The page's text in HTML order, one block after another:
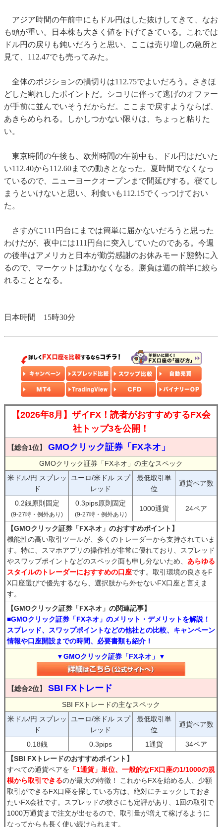
アジア時間の午前中にもドル円はした抜けしてきて、なお
も頭が重い。日本株も大きく値を下げてきている。これでは
ドル円の戻りも鈍いだろうと思い、ここは売り増しの急所と
見て、112.47でも売ってみた。
全体のポジションの損切りは112.75でよいだろう。さきほ
どした割れしたポイントだ。シコリに伴って逃げのオファー
が手前に並んでいそうだからだ。ここまで戻すようならば、
あきらめられる。しかしつかない限りは、ちょっと粘りた
い。
東京時間の午後も、欧州時間の午前中も、ドル円はだいた
い112.40から112.60までの動きとなった。夏時間でなくなっ
ているので、ニューヨークオープンまで間延びする。寝てし
まうといけないと思い、利食いも112.15でくっつけておい
た。
さすがに111円台にまでは簡単に届かないだろうと思った
わけだが、夜中には111円台に突入していたのである。今週
の後半はアメリカと日本が勤労感謝のお休みモード態勢に入
るので、マーケットは動かなくなる。勝負は週の前半に絞ら
れることとなる。
日本時間 15時30分
【2026年8月】ザイFX！読者がおすすめするFX会
社トップ3を公開！
【総合1位】 GMOクリック証券「FXネオ」
GMOクリック証券「FXネオ」の主なスペック
米ドル/円 スプレッ
ド
ユーロ/米ドル スプ
レッド
最低取引単
位
通貨ペア数
0.2銭原則固定
(9-27時・例外あり)
0.3pips原則固定
(9-27時・例外あり)
1000通貨 24ペア
【GMOクリック証券「FXネオ」のおすすめポイント】
機能性の高い取引ツールが、多くのトレーダーから支持されていま
す。特に、スマホアプリの操作性が非常に優れており、スプレッド
やスワップポイントなどのスペック面も申し分ないため、 あらゆる
スタイルのトレーダーにおすすめの口座です。取引環境の良さをF
X口座選びで優先するなら、選択肢から外せないFX口座と言えま
す。
【GMOクリック証券「FXネオ」の関連記事】
■GMOクリック証券「FXネオ」のメリット・デメリットを解説！
スプレッド、スワップポイントなどの他社との比較、キャンペーン
情報や口座開設までの時間、必要書類も紹介！
▼GMOクリック証券「FXネオ」▼
【総合2位】 SBI FXトレード
SBI FXトレードの主なスペック
米ドル/円 スプレッ
ド
ユーロ/米ドル スプ
レッド
最低取引単
位
通貨ペア数
0.18銭 0.3pips 1通貨
34ペア
【SBI FXトレードのおすすめポイント】
すべての通貨ペアを 「1通貨」単位、一般的なFX口座の1/1000の規
模から取引できるのが最大の特徴！ これからFXを始める人、少額
取引ができるFX口座を探している方は、絶対にチェックしておき
たいFX会社です。スプレッドの狭さにも定評があり、1回の取引で
1000万通貨まで注文が出せるので、取引量が増えて稼げるように
なってからも長く使い続けられます。